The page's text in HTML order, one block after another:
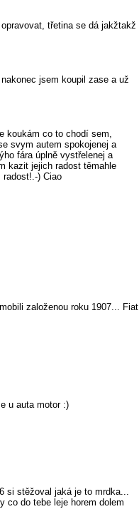
třetina se dá jakžtakž
jsem koupil zase a už
koukám co to chodí sem,
svym autem spokojenej a
fára úplně vystřelenej a
kazit jejich radost těmahle
) Ciao
založenou roku 1907... Fiat
u auta motor :)
si stěžoval jaká je to mrdka...
co do tebe leje horem dolem